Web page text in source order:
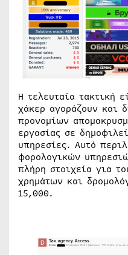
Η τελευταία τακτική
χάκερ αγοράζουν και
προνομίων
εργασίας σε
υπηρεσίες. Αυτό
φορολογικών
πλήρη στοιχεία για
χρημάτων και
15,000.